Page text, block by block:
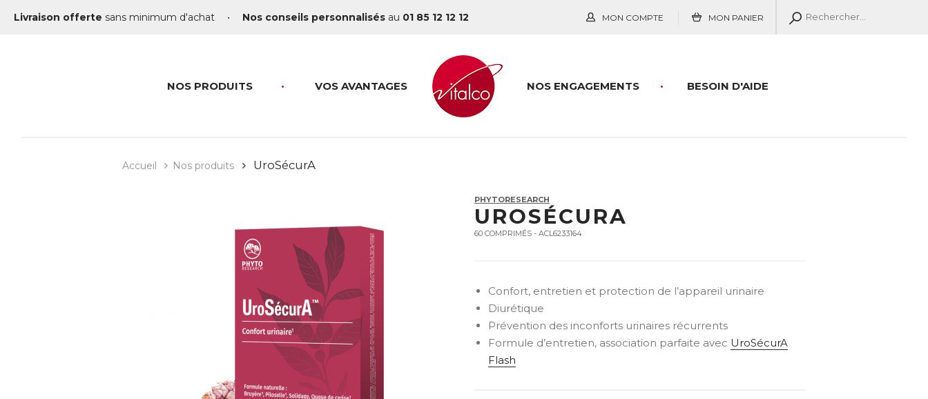
Livraison offerte sans minimum d'achat • Nos conseils personnalisés au 01 85 12 12 12 MON COMPTE MON PANIER
NOS PRODUITS VOS AVANTAGES BESOIN D'AIDE
NOS ENGAGEMENTS
Accueil Nos produits UroSécurA
PHYTORESEARCH
UROSÉCURA
60 COMPRIMÉS - ACL6233164
Confort, entretien et protection de l’appareil urinaire
Diurétique
Prévention des inconforts urinaires récurrents
Formule d’entretien, association parfaite avec UroSécurA
Flash